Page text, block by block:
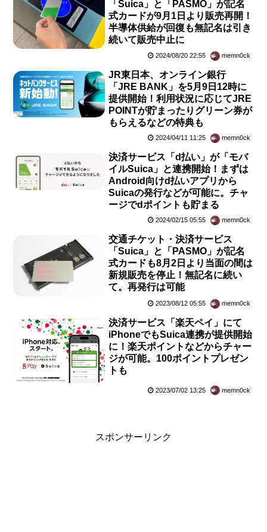
「Suica」と「PASMO」が記名
式カードが9月1日より販売再開！
半導体供給が回復も無記名は引き
続いて販売中止に
2024/08/20 22:55 memn0ck
JR東日本、オンライン銀行
「JRE BANK」を5月9日12時に
提供開始！利用状況に応じてJRE
POINTが貯まったりグリーン券が
もらえるなどの特典も
2024/04/11 11:25 memn0ck
決済サービス「d払い」が「モバ
イルSuica」と連携開始！まずは
Android向けd払いアプリから
Suicaの発行などが可能に。チャ
ージでdポイントも貯まる
2024/02/15 05:55 memn0ck
交通チケット・決済サービス
「Suica」と「PASMO」が記名
式カードも8月2日より当面の間は
新規販売を停止！無記名に続い
て。再発行は可能
2023/08/12 05:55 memn0ck
決済サービス「楽天ペイ」にて
iPhoneでもSuica連携が提供開始
に！楽天ポイントなどからチャー
ジが可能。100ポイントプレゼン
トも
2023/07/02 13:25 memn0ck
スポンサーリンク